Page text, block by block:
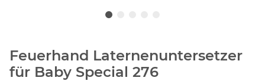
Feuerhand Laternenuntersetzer
für Baby Special 276